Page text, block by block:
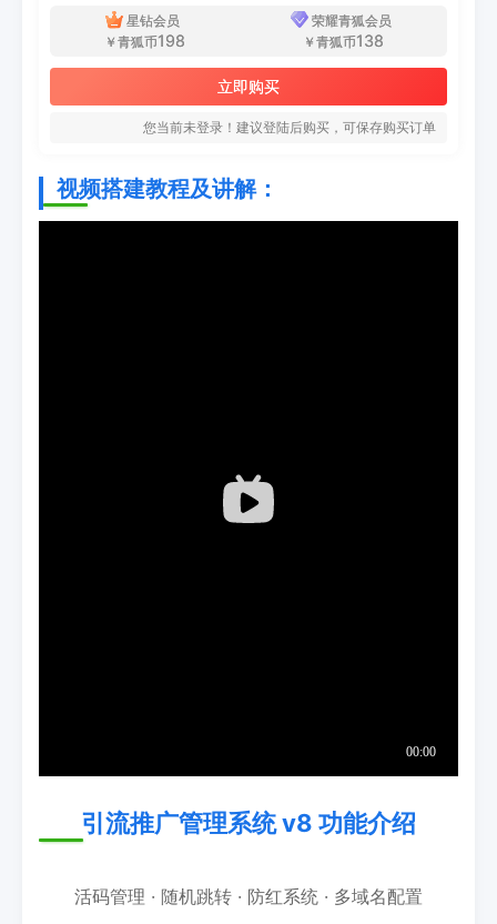
星钻会员
￥青狐币198
荣耀青狐会员
￥青狐币138
立即购买
您当前未登录！建议登陆后购买，可保存购买订单
视频搭建教程及讲解：
引流推广管理系统 v8 功能介绍
活码管理 · 随机跳转 · 防红系统 · 多域名配置